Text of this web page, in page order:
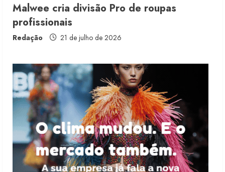
Malwee cria divisão Pro de roupas
profissionais
Redação 21 de julho de 2026
receita em 2026
5
Projeto testa passaporte digital na
moda nacional
4 de agosto de 2026
Dia dos Pais reforça retomada da
moda no varejo